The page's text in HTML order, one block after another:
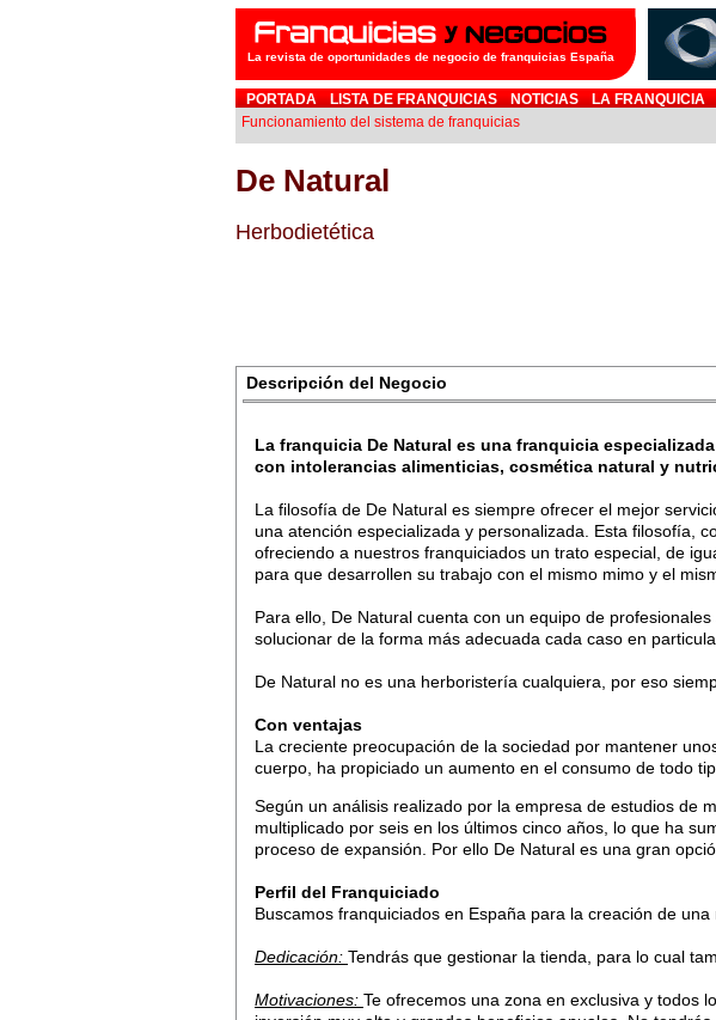
La revista de oportunidades de negocio de franquicias España
PORTADA LISTA DE FRANQUICIAS NOTICIAS LA FRANQUICIA
Funcionamiento del sistema de franquicias
De Natural
Herbodietética
Descripción del Negocio
La franquicia De Natural es una franquicia
con intolerancias alimenticias, cosmética natural y
La filosofía de De Natural es siempre ofrecer el mejor
una atención especializada y personalizada. Esta filosofía,
ofreciendo a nuestros franquiciados un trato especial, de
para que desarrollen su trabajo con el mismo mimo y el
Para ello, De Natural cuenta con un equipo de
solucionar de la forma más adecuada cada caso en
De Natural no es una herboristería cualquiera, por eso
Con ventajas
La creciente preocupación de la sociedad por mantener
cuerpo, ha propiciado un aumento en el consumo de todo
Según un análisis realizado por la empresa de estudios de
multiplicado por seis en los últimos cinco años, lo que ha
proceso de expansión. Por ello De Natural es una gran
Perfil del Franquiciado
Buscamos franquiciados en España para la creación de
Dedicación: Tendrás que gestionar la tienda, para lo cual
Motivaciones: Te ofrecemos una zona en exclusiva y todos